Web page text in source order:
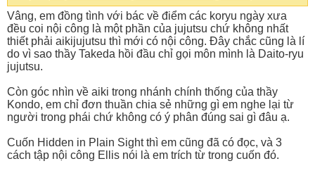
Vâng, em đồng tình với bác về điểm các koryu ngày xưa
đều coi nội công là một phần của jujutsu chứ không nhất
thiết phải aikijujutsu thì mới có nội công. Đây chắc cũng là lí
do vì sao thầy Takeda hồi đầu chỉ gọi môn mình là Daito-ryu
jujutsu.
Còn góc nhìn về aiki trong nhánh chính thống của thầy
Kondo, em chỉ đơn thuần chia sẻ những gì em nghe lại từ
người trong phái chứ không có ý phân đúng sai gì đâu ạ.
Cuốn Hidden in Plain Sight thì em cũng đã có đọc, và 3
cách tập nội công Ellis nói là em trích từ trong cuốn đó.